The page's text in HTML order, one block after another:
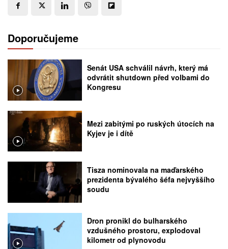
Doporučujeme
Senát USA schválil návrh, který má
odvrátit shutdown před volbami do
Kongresu
Mezi zabitými po ruských útocích na
Kyjev je i dítě
Tisza nominovala na maďarského
prezidenta bývalého šéfa nejvyššího
soudu
Dron pronikl do bulharského
vzdušného prostoru, explodoval
kilometr od plynovodu